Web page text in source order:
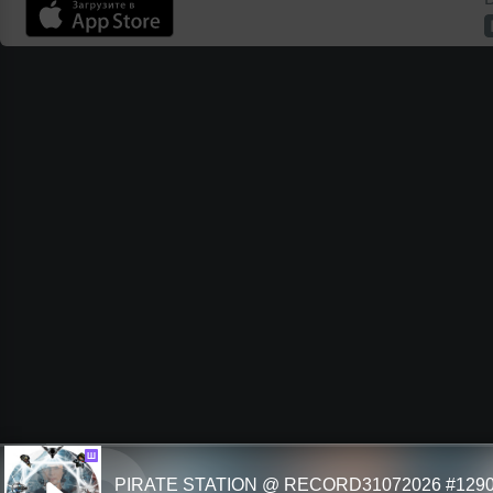
Ш
PIRATE STATION @ RECORD31072026